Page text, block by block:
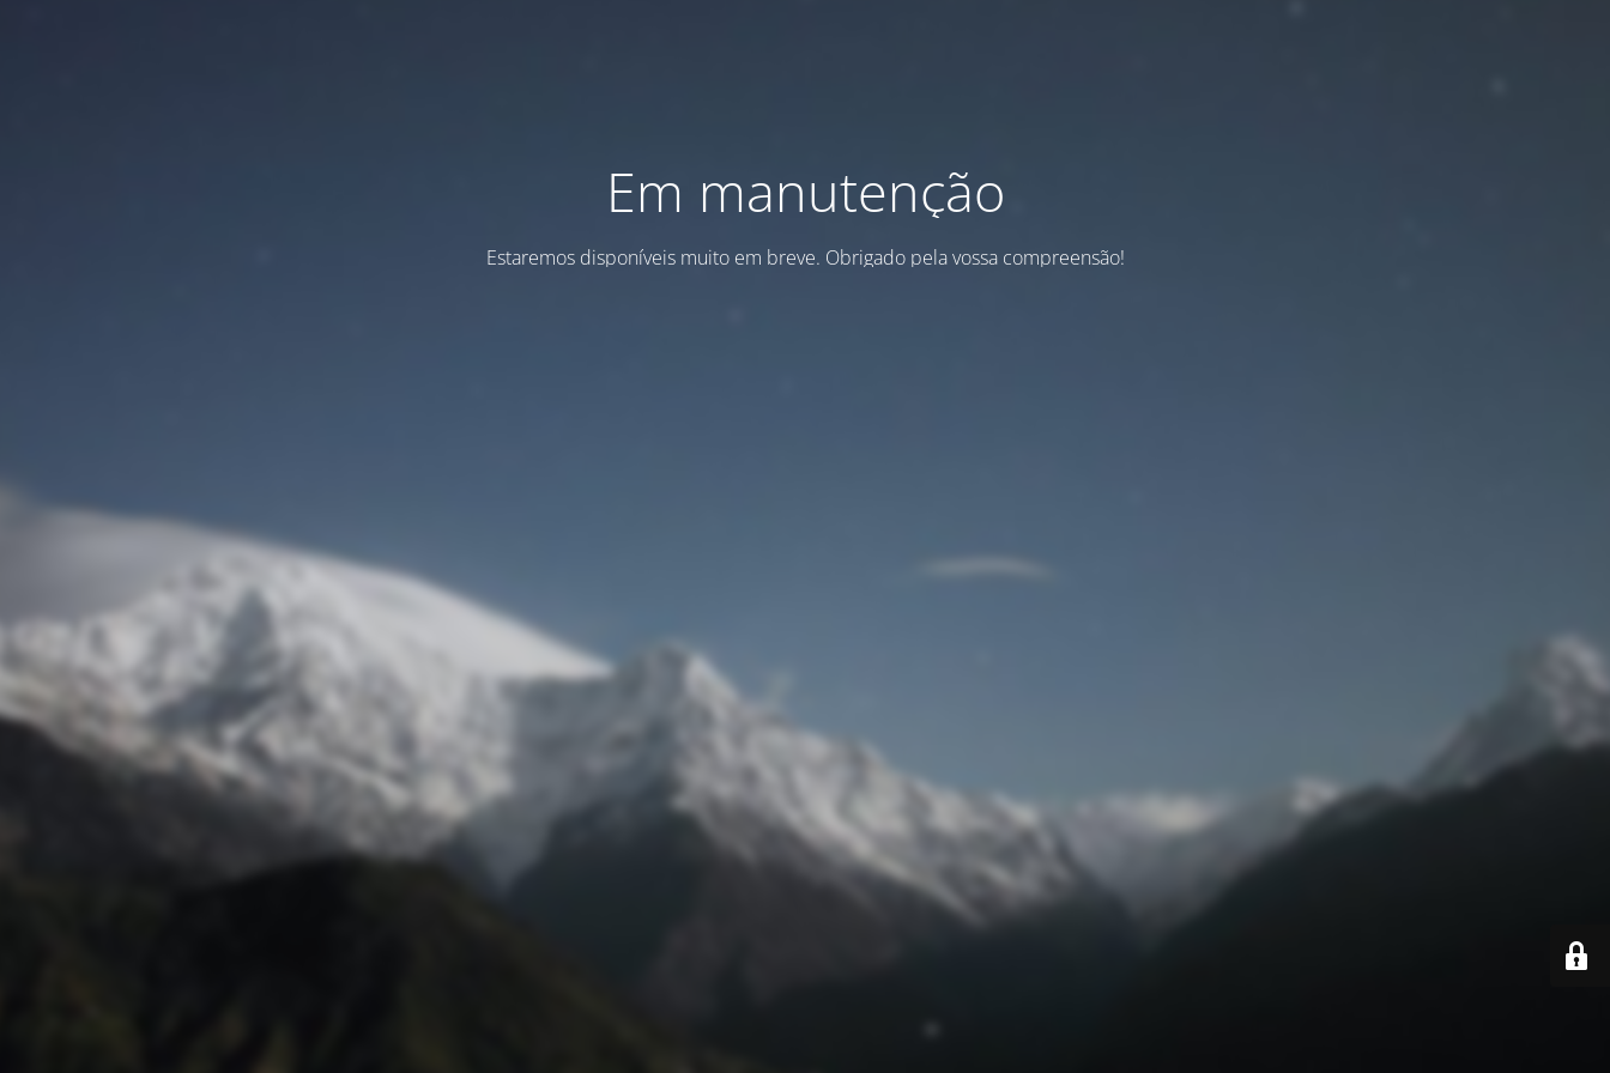
Em manutenção
Estaremos disponíveis muito em breve. Obrigado pela vossa compreensão!